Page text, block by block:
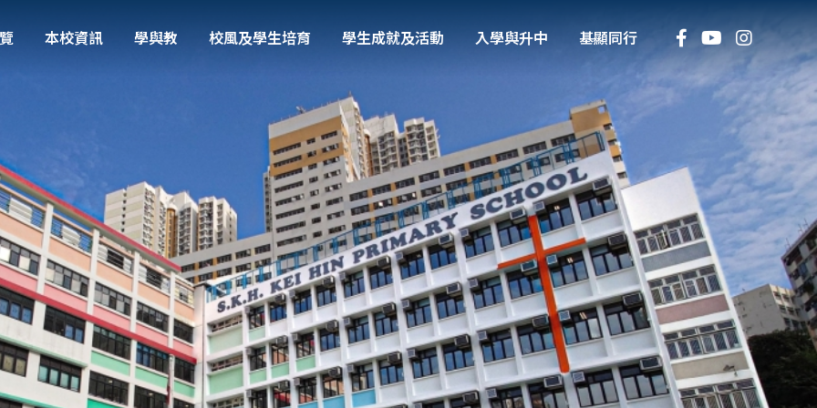
本校資訊 學與教 校風及學生培育 學生成就及活動 入學與升中 基顯同行